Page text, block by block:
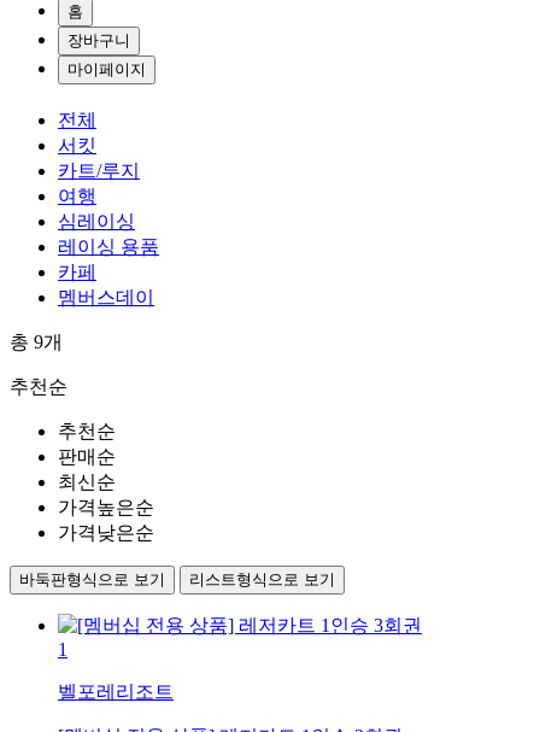
홈
장바구니
마이페이지
전체
서킷
카트/루지
여행
심레이싱
레이싱 용품
카페
멤버스데이
총 9개
추천순
추천순
판매순
최신순
가격높은순
가격낮은순
바둑판형식으로 보기 리스트형식으로 보기
1
벨포레리조트